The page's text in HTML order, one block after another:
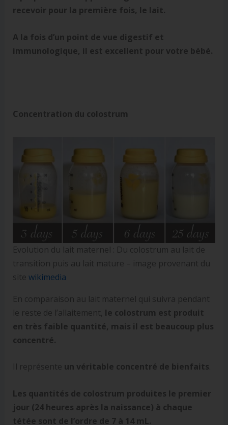
recevoir pour la première fois, le lait.
A la fois d’un point de vue digestif et
immunologique, il est excellent pour votre bébé.
Concentration du colostrum
Evolution du lait maternel : Du colostrum au lait de
transition puis au lait mature – image provenant du
site wikimedia
En comparaison au lait maternel qui suivra pendant
le reste de l’allaitement, le colostrum est produit
en très faible quantité, mais il est beaucoup plus
concentré.
Il représente un véritable concentré de bienfaits.
Les quantités de colostrum produites le premier
jour (24 heures après la naissance) à chaque
tétée sont de l’ordre de 7 à 14 mL.